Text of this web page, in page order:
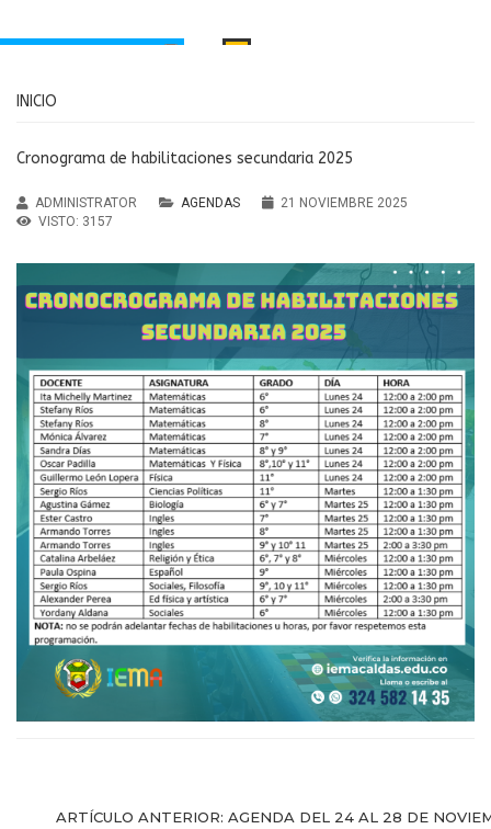
y Media
Agendas
Educativos
Servicios
PTAFI3.0
de privacidad
Prest-Math para
docentes
Quiero Saber
Institución Educativa María
Auxiliadora Caldas
Antioquia
INICIO
Cronograma de habilitaciones secundaria 2025
ADMINISTRATOR AGENDAS
21 NOVIEMBRE 2025
VISTO: 3157
ARTÍCULO ANTERIOR: AGENDA DEL 24 AL 28 DE